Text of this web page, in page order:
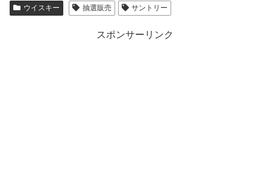
ウイスキー 抽選販売 サントリー
スポンサーリンク